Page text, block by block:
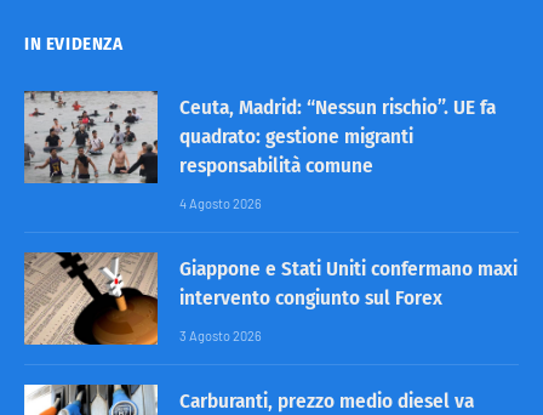
IN EVIDENZA
Ceuta, Madrid: “Nessun rischio”. UE fa
quadrato: gestione migranti
responsabilità comune
4 Agosto 2026
Giappone e Stati Uniti confermano maxi
intervento congiunto sul Forex
3 Agosto 2026
Carburanti, prezzo medio diesel va